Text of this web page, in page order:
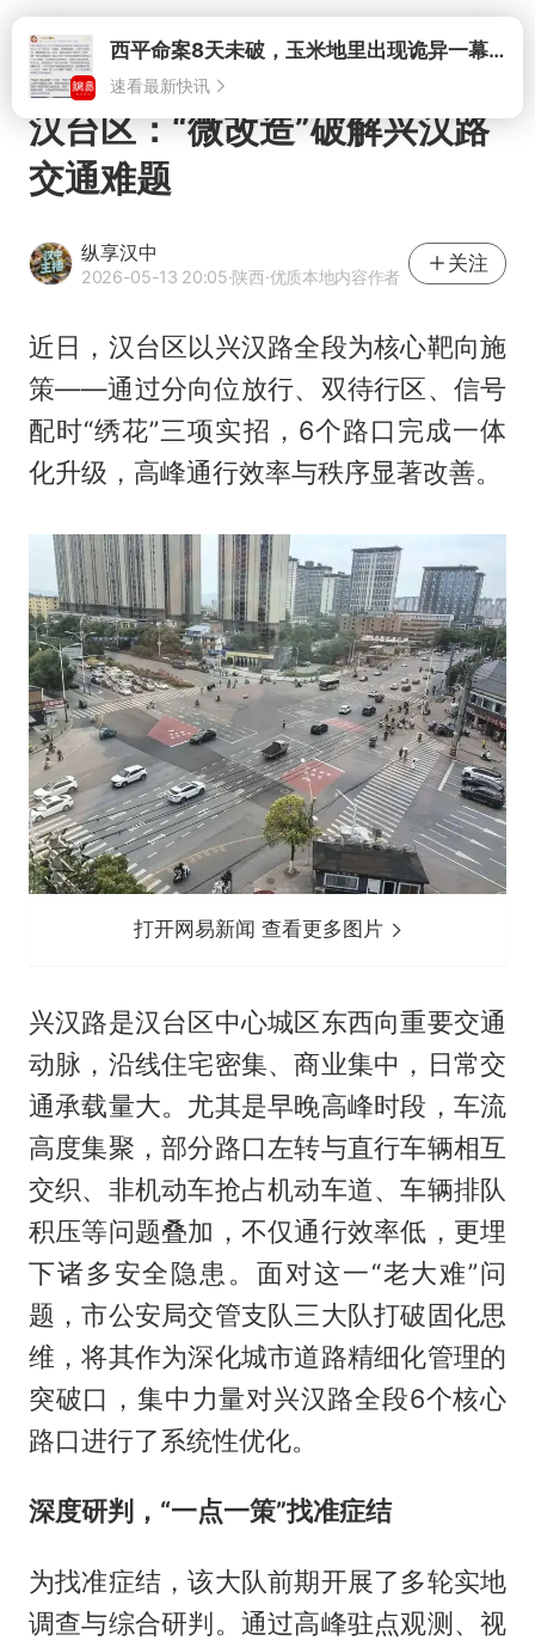
打开西平命案8天未破，玉米地里出现诡异一幕，我突然想起了欧金中
速看最新快讯
汉台区：“微改造”破解兴汉路
交通难题
纵享汉中
2026-05-13 20:05·陕西·优质本地内容作者
关注
近日，汉台区以兴汉路全段为核心靶向施
策——通过分向位放行、双待行区、信号
配时“绣花”三项实招，6个路口完成一体
化升级，高峰通行效率与秩序显著改善。
打开网易新闻 查看更多图片
兴汉路是汉台区中心城区东西向重要交通
动脉，沿线住宅密集、商业集中，日常交
通承载量大。尤其是早晚高峰时段，车流
高度集聚，部分路口左转与直行车辆相互
交织、非机动车抢占机动车道、车辆排队
积压等问题叠加，不仅通行效率低，更埋
下诸多安全隐患。面对这一“老大难”问
题，市公安局交管支队三大队打破固化思
维，将其作为深化城市道路精细化管理的
突破口，集中力量对兴汉路全段6个核心
路口进行了系统性优化。
深度研判，“一点一策”找准症结
为找准症结，该大队前期开展了多轮实地
调查与综合研判。通过高峰驻点观测、视